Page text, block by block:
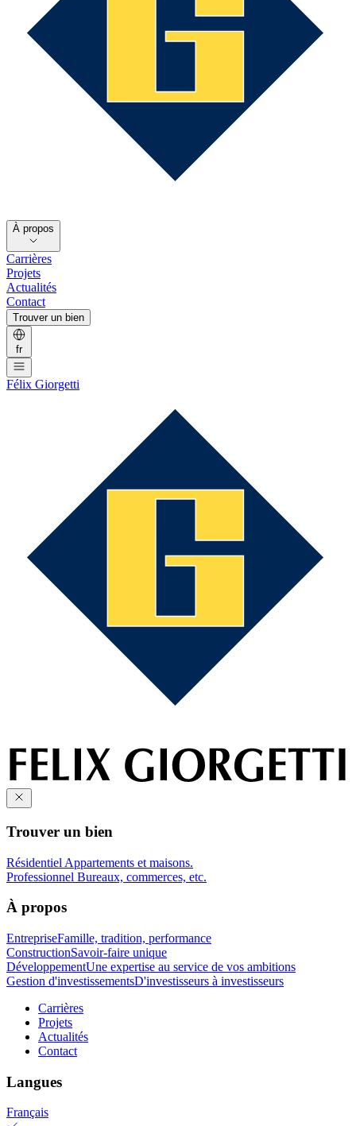
À propos
Carrières
Projets
Actualités
Contact
Trouver un bien
fr
Félix Giorgetti
Trouver un bien
Résidentiel Appartements et maisons.
Professionnel Bureaux, commerces, etc.
À propos
EntrepriseFamille, tradition, performance
ConstructionSavoir-faire unique
DéveloppementUne expertise au service de vos ambitions
Gestion d'investissementsD'investisseurs à investisseurs
Carrières
Projets
Actualités
Contact
Langues
Français